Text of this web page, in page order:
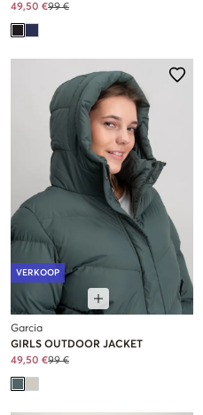
49,50 €99 €
VERKOOP
Garcia
GIRLS OUTDOOR JACKET
49,50 €99 €